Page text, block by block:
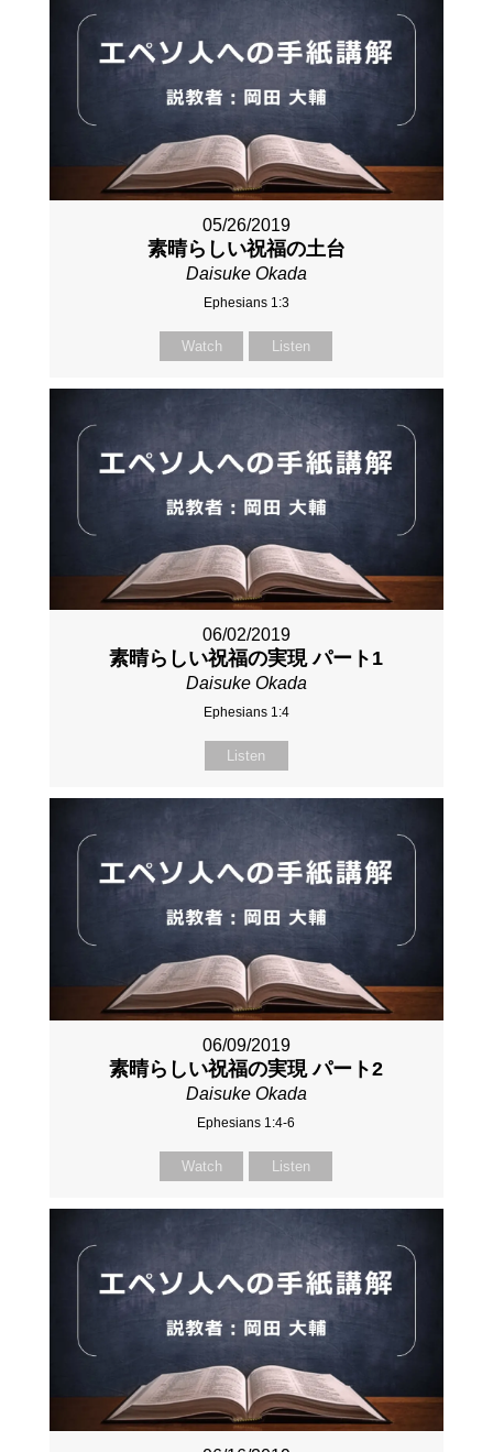
05/26/2019
素晴らしい祝福の土台
Daisuke Okada
Ephesians 1:3
Watch Listen
06/02/2019
素晴らしい祝福の実現 パート1
Daisuke Okada
Ephesians 1:4
Listen
06/09/2019
素晴らしい祝福の実現 パート2
Daisuke Okada
Ephesians 1:4-6
Watch Listen